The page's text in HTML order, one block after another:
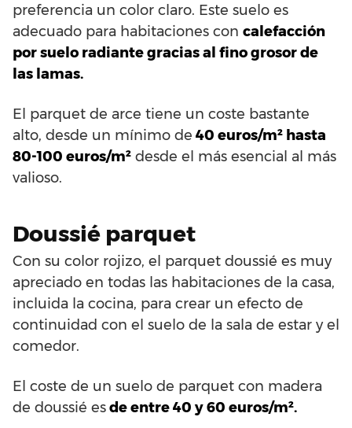
preferencia un color claro. Este suelo es
adecuado para habitaciones con calefacción
por suelo radiante gracias al fino grosor de
las lamas.
El parquet de arce tiene un coste bastante
alto, desde un mínimo de 40 euros/m² hasta
80-100 euros/m² desde el más esencial al más
valioso.
Doussié parquet
Con su color rojizo, el parquet doussié es muy
apreciado en todas las habitaciones de la casa,
incluida la cocina, para crear un efecto de
continuidad con el suelo de la sala de estar y el
comedor.
El coste de un suelo de parquet con madera
de doussié esde entre 40 y 60 euros/m².